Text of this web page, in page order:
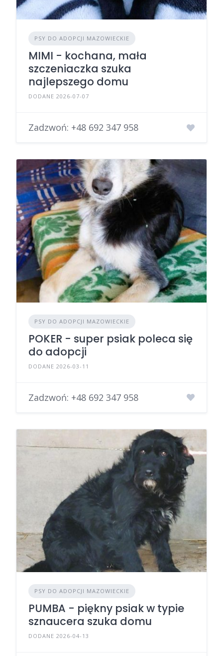
PSY DO ADOPCJI MAZOWIECKIE
MIMI - kochana, mała
szczeniaczka szuka
najlepszego domu
DODANE 2026-07-07
Zadzwoń: +48 692 347 958
PSY DO ADOPCJI MAZOWIECKIE
POKER - super psiak poleca się
do adopcji
DODANE 2026-03-11
Zadzwoń: +48 692 347 958
PSY DO ADOPCJI MAZOWIECKIE
PUMBA - piękny psiak w typie
sznaucera szuka domu
DODANE 2026-04-13